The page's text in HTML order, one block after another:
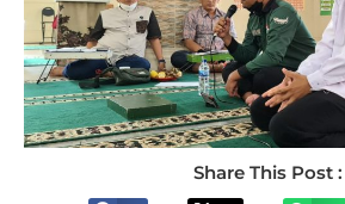
Share This Post :